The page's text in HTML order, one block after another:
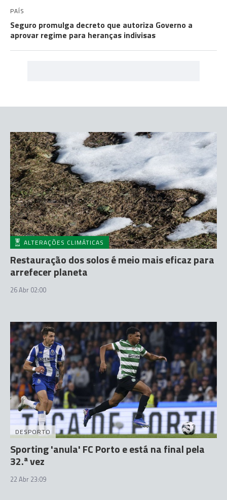
PAÍS
Seguro promulga decreto que autoriza Governo a
aprovar regime para heranças indivisas
ALTERAÇÕES CLIMÁTICAS
Restauração dos solos é meio mais eficaz para
arrefecer planeta
26 Abr 02:00
DESPORTO
Sporting 'anula' FC Porto e está na final pela
32.ª vez
22 Abr 23:09